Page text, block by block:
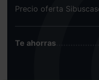
Precio oferta
Te ahorras